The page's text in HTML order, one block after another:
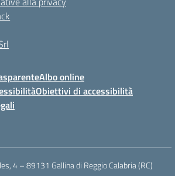
Albo online
Obiettivi di accessibilità
4 – 89131 Gallina di Reggio Calabria (RC)